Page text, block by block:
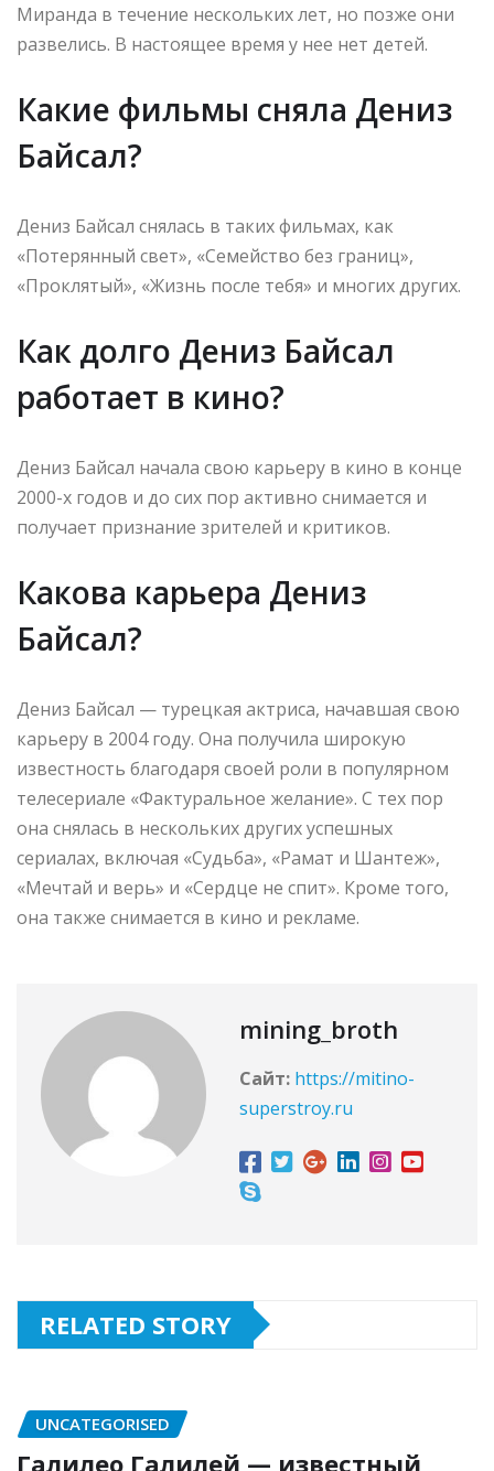
Миранда в течение нескольких лет, но позже они
развелись. В настоящее время у нее нет детей.
Какие фильмы сняла Дениз
Байсал?
Дениз Байсал снялась в таких фильмах, как
«Потерянный свет», «Семейство без границ»,
«Проклятый», «Жизнь после тебя» и многих других.
Как долго Дениз Байсал
работает в кино?
Дениз Байсал начала свою карьеру в кино в конце
2000-х годов и до сих пор активно снимается и
получает признание зрителей и критиков.
Какова карьера Дениз
Байсал?
Дениз Байсал — турецкая актриса, начавшая свою
карьеру в 2004 году. Она получила широкую
известность благодаря своей роли в популярном
телесериале «Фактуральное желание». С тех пор
она снялась в нескольких других успешных
сериалах, включая «Судьба», «Рамат и Шантеж»,
«Мечтай и верь» и «Сердце не спит». Кроме того,
она также снимается в кино и рекламе.
mining_broth
Сайт: https://mitino-
superstroy.ru
RELATED STORY
UNCATEGORISED
Галилео Галилей — известный